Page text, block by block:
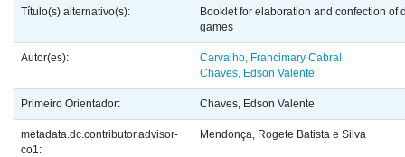
Título(s) alternativo(s):
Booklet for elaboration and confection of
games
Autor(es):
Carvalho, Francimary Cabral
Chaves, Edson Valente
Primeiro Orientador: Chaves, Edson Valente
metadata.dc.contributor.advisor-
co1:
Mendonça, Rogete Batista e Silva